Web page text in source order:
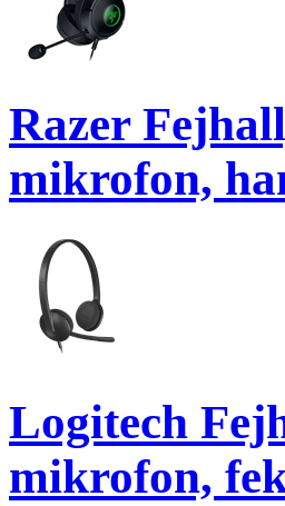
Razer
mikrofon,
Logitech
mikrofon,